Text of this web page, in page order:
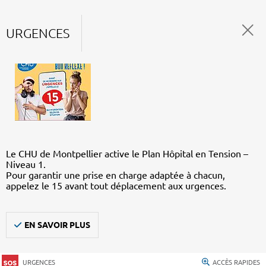
URGENCES
Le CHU de Montpellier active le Plan Hôpital en Tension –
Niveau 1.
Pour garantir une prise en charge adaptée à chacun,
appelez le 15 avant tout déplacement aux urgences.
EN SAVOIR PLUS
URGENCES ACCÈS RAPIDES